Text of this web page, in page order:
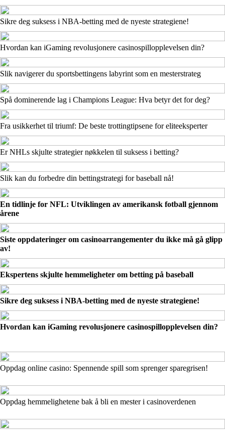
Sikre deg suksess i NBA-betting med de nyeste strategiene!
Hvordan kan iGaming revolusjonere casinospillopplevelsen din?
Slik navigerer du sportsbettingens labyrint som en mesterstrateg
Spå dominerende lag i Champions League: Hva betyr det for deg?
Fra usikkerhet til triumf: De beste trottingtipsene for eliteeksperter
Er NHLs skjulte strategier nøkkelen til suksess i betting?
Slik kan du forbedre din bettingstrategi for baseball nå!
En tidlinje for NFL: Utviklingen av amerikansk fotball gjennom
årene
Siste oppdateringer om casinoarrangementer du ikke må gå glipp
av!
Ekspertens skjulte hemmeligheter om betting på baseball
Sikre deg suksess i NBA-betting med de nyeste strategiene!
Hvordan kan iGaming revolusjonere casinospillopplevelsen din?
Oppdag online casino: Spennende spill som sprenger sparegrisen!
Oppdag hemmelighetene bak å bli en mester i casinoverdenen